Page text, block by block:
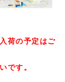
荷の予定はご
です。